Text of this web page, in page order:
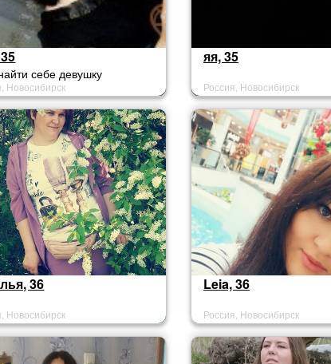
себе девушку
Новосибирск
яя, 35
Россия, Новосибирск
36
Новосибирск
Leia, 36
Россия, Новосибирск